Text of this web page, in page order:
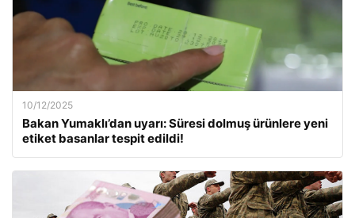
10/12/2025
Bakan Yumaklı’dan uyarı: Süresi dolmuş ürünlere yeni
etiket basanlar tespit edildi!